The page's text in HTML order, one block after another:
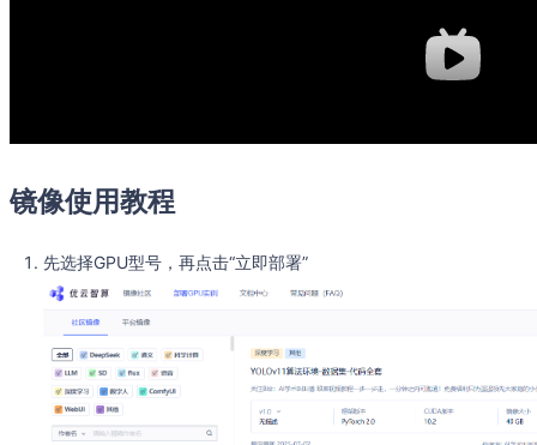
镜像使用教程
先选择GPU型号，再点击“立即部署”